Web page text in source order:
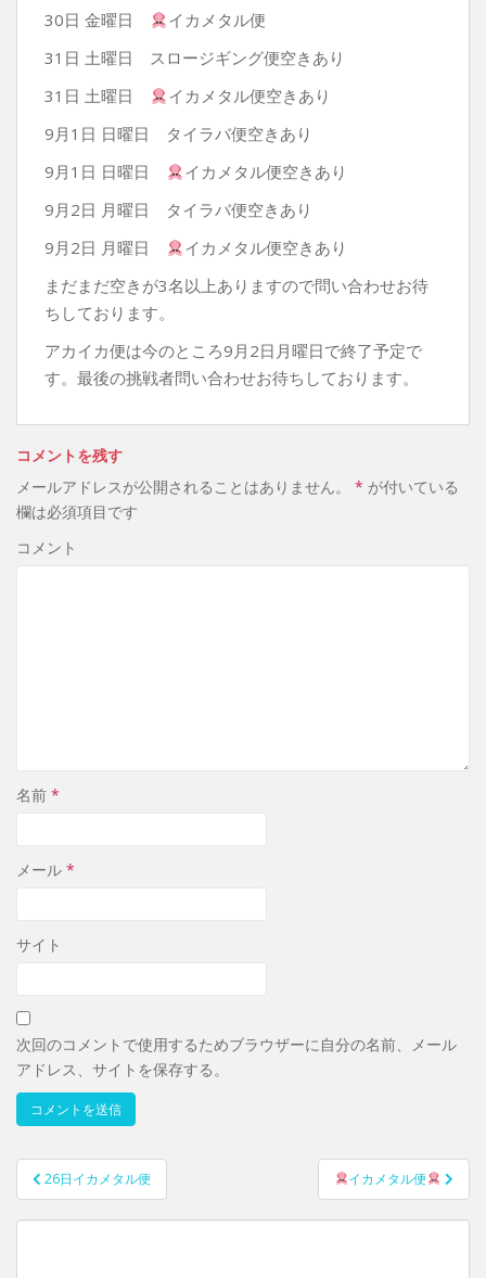
30日 金曜日
イカメタル便
31日 土曜日 スロージギング便空きあり
31日 土曜日
イカメタル便空きあり
9月1日 日曜日 タイラバ便空きあり
9月1日 日曜日
イカメタル便空きあり
9月2日 月曜日 タイラバ便空きあり
9月2日 月曜日
イカメタル便空きあり
まだまだ空きが3名以上ありますので問い合わせお待
ちしております。
アカイカ便は今のところ9月2日月曜日で終了予定で
す。最後の挑戦者問い合わせお待ちしております。
コメントを残す
メールアドレスが公開されることはありません。
* が付いている
欄は必須項目です
コメント
名前 *
メール *
サイト
次回のコメントで使用するためブラウザーに自分の名前、メール
アドレス、サイトを保存する。
投稿ナビゲーション
26日イカメタル便 イカメタル便